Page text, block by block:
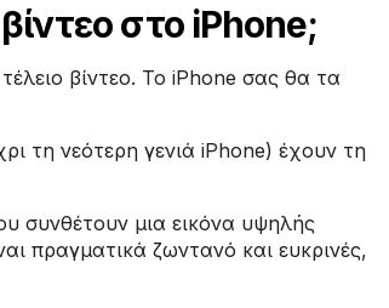
στο iPhone;
βίντεο. Το iPhone σας θα τα
τη νεότερη γενιά iPhone) έχουν τη
συνθέτουν μια εικόνα υψηλής
πραγματικά ζωντανό και ευκρινές,